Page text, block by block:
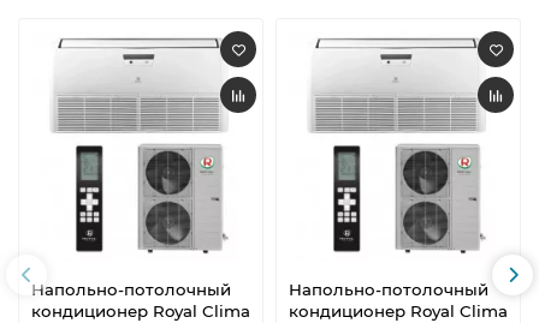
Напольно-потолочный
кондиционер Royal Clima
Напольно-потолочный
кондиционер Royal Clima